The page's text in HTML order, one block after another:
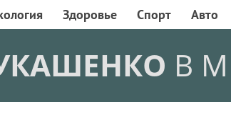
Здоровье Спорт Авто
В